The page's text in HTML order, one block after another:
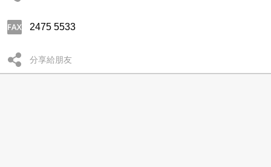
2475 5533
分享給朋友